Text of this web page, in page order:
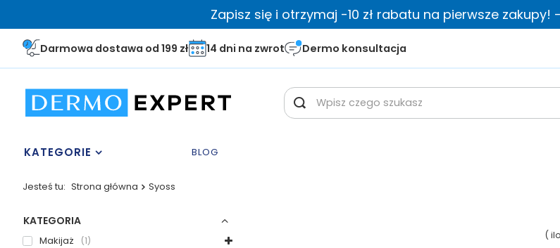
Zapisz się i otrzymaj -10 zł rabatu na pierwsze zakupy!
Darmowa dostawa od 199 zł 14 dni na zwrot Dermo konsultacja
KATEGORIE BLOG
Jesteś tu: Strona główna Syoss
KATEGORIA
Makijaż 1 (